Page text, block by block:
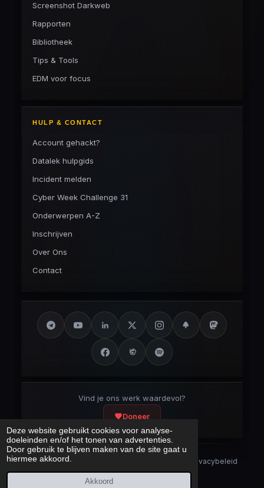
Deze website gebruikt cookies voor analyse-
doeleinden en/of het tonen van advertenties.
Door gebruik te blijven maken van de site gaat u
hiermee akkoord.
Akkoord
Screenshot Darkweb
Rapporten
Bibliotheek
Tips & Tools
EDM voor focus
HULP & CONTACT
Account gehackt?
Datalek hulpgids
Incident melden
Cyber Week Challenge 31
Onderwerpen A-Z
Inschrijven
Over Ons
Contact
Vind je ons werk waardevol?
Doneer
Security Disclaimer
Privacybeleid
CookieverklaringSitemap
Laatst bijgewerkt: